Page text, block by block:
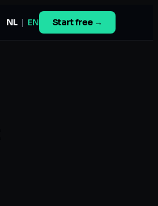
NL | EN Start free →